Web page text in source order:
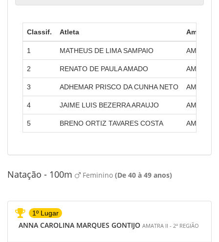
Classif. Atleta Amatra
1 MATHEUS DE LIMA SAMPAIO AMATRA
2 RENATO DE PAULA AMADO AMATRA
3 ADHEMAR PRISCO DA CUNHA NETO AMATRA
4 JAIME LUIS BEZERRA ARAUJO AMATRA
5 BRENO ORTIZ TAVARES COSTA AMATRA
Natação - 100m Feminino (De 40 à 49 anos)
1º Lugar
ANNA CAROLINA MARQUES GONTIJO AMATRA II - 2ª REGIÃO